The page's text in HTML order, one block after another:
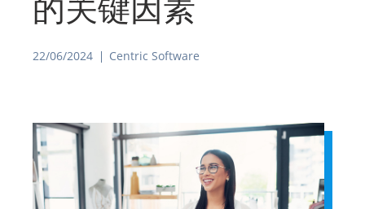
22/06/2024 Centric Software